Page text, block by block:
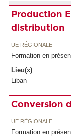
Production
distribution
UE RÉGIONALE
Formation en
Lieu(x)
Liban
Conversion
UE RÉGIONALE
Formation en